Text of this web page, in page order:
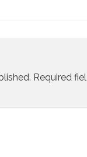
Required